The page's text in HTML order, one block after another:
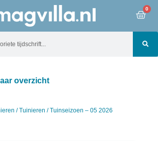
0
overzicht
/Tuinieren / Tuinseizoen – 05 2026